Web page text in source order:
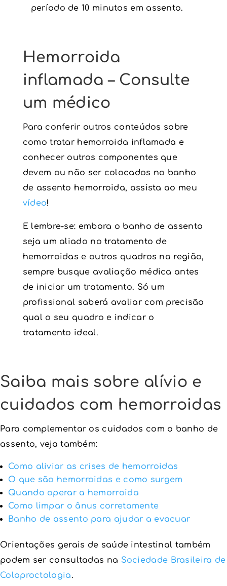
período de 10 minutos em assento.
Hemorroida
inflamada – Consulte
um médico
Para conferir outros conteúdos sobre
como tratar hemorroida inflamada e
conhecer outros componentes que
devem ou não ser colocados no banho
de assento hemorroida, assista ao meu
vídeo!
E lembre-se: embora o banho de assento
seja um aliado no tratamento de
hemorroidas e outros quadros na região,
sempre busque avaliação médica antes
de iniciar um tratamento. Só um
profissional saberá avaliar com precisão
qual o seu quadro e indicar o
tratamento ideal.
Saiba mais sobre alívio e
cuidados com hemorroidas
Para complementar os cuidados com o banho de
assento, veja também:
Como aliviar as crises de hemorroidas
O que são hemorroidas e como surgem
Quando operar a hemorroida
Como limpar o ânus corretamente
Banho de assento para ajudar a evacuar
Orientações gerais de saúde intestinal também
podem ser consultadas na Sociedade Brasileira de
Coloproctologia.